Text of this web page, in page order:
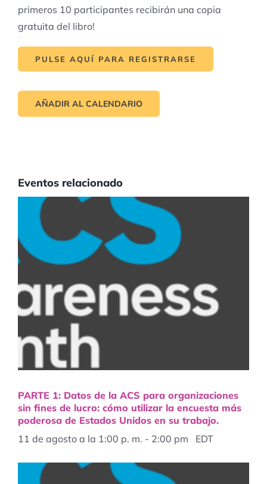
primeros 10 participantes recibirán una copia
gratuita del libro!
PULSE AQUÍ PARA REGISTRARSE
AÑADIR AL CALENDARIO
Eventos relacionado
PARTE 1: Datos de la ACS para organizaciones
sin fines de lucro: cómo utilizar la encuesta más
poderosa de Estados Unidos en su trabajo.
11 de agosto a la 1:00 p. m. - 2:00 pm EDT